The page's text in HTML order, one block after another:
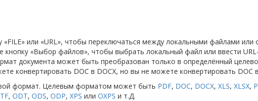
«FILE» или «URL», чтобы переключаться между локальными файлами или
«Выбор файлов», чтобы выбрать локальный файл или ввести
документа может быть преобразован только в определённый
конвертировать DOC в DOCX, но вы не можете конвертировать DOC в
формат. Целевым форматом может быть PDF, DOC, DOCX, XLS, XLSX,
, ODT, ODS, ODP, XPS или OXPS и т.Д.